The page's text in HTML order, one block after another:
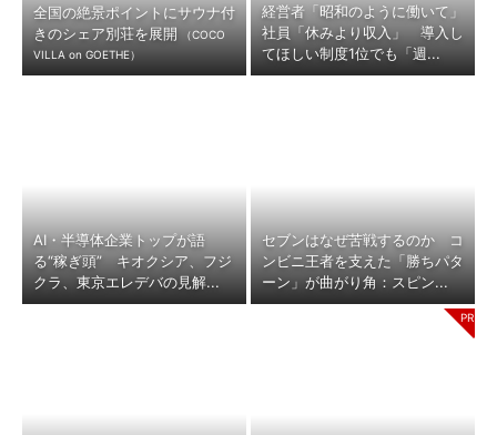
全国の絶景ポイントにサウナ付
きのシェア別荘を展開
（COCO
VILLA on GOETHE）
経営者「昭和のように働いて」
社員「休みより収入」 導入し
てほしい制度1位でも「週...
AI・半導体企業トップが語
る“稼ぎ頭” キオクシア、フジ
クラ、東京エレデバの見解...
セブンはなぜ苦戦するのか コ
ンビニ王者を支えた「勝ちパタ
ーン」が曲がり角：スピン...